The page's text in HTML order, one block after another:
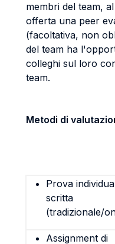
membri del team,
offerta una peer
(facoltativa, non
del team ha
colleghi sul loro
team.
Metodi di
Prova
scritta
(tradizionale/
Assignment di